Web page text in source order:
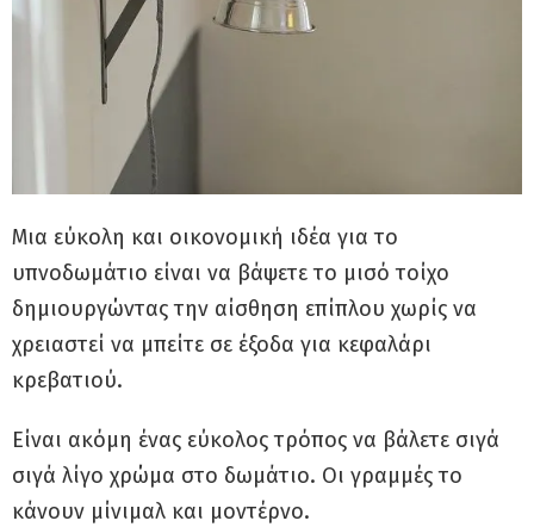
Μια εύκολη και οικονομική ιδέα για το
υπνοδωμάτιο είναι να βάψετε το μισό τοίχο
δημιουργώντας την αίσθηση επίπλου χωρίς να
χρειαστεί να μπείτε σε έξοδα για κεφαλάρι
κρεβατιού.
Είναι ακόμη ένας εύκολος τρόπος να βάλετε σιγά
σιγά λίγο χρώμα στο δωμάτιο. Οι γραμμές το
κάνουν μίνιμαλ και μοντέρνο.